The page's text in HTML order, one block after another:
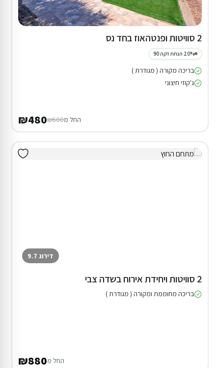
2 סוויטות ופנטהאוז בחד נס
20% הנחת דקה 90
בריכה מקורה ( מגודרת )
ג'קוזי חיצוני
החל מ₪600
₪480
דירוג 9.7
2 סוויטות ויחידת אירוח בשדה צבי
בריכה מחוממת ומקורה ( מגודרת )
החל מ₪880